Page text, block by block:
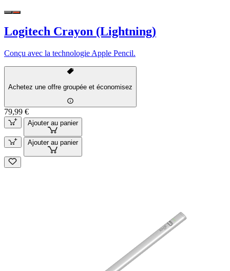
Logitech Crayon (Lightning)
Conçu avec la technologie Apple Pencil.
Achetez une offre groupée et économisez
79,99 €
Ajouter au panier
Ajouter au panier